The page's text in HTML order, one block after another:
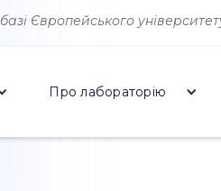
Європейського
Про лабораторію